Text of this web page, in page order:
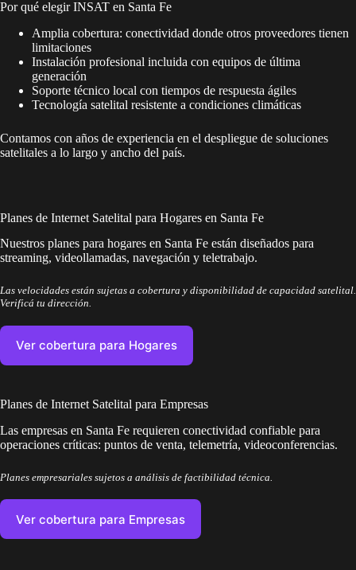
Por qué elegir INSAT en Santa Fe
Amplia cobertura: conectividad donde otros proveedores tienen
limitaciones
Instalación profesional incluida con equipos de última
generación
Soporte técnico local con tiempos de respuesta ágiles
Tecnología satelital resistente a condiciones climáticas
Contamos con años de experiencia en el despliegue de soluciones
satelitales a lo largo y ancho del país.
Planes de Internet Satelital para Hogares en Santa Fe
Nuestros planes para hogares en Santa Fe están diseñados para
streaming, videollamadas, navegación y teletrabajo.
Las velocidades están sujetas a cobertura y disponibilidad de capacidad satelital.
Verificá tu dirección.
Ver cobertura para Hogares
Planes de Internet Satelital para Empresas
Las empresas en Santa Fe requieren conectividad confiable para
operaciones críticas: puntos de venta, telemetría, videoconferencias.
Planes empresariales sujetos a análisis de factibilidad técnica.
Ver cobertura para Empresas